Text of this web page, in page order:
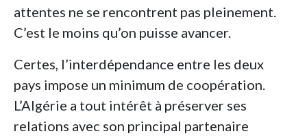
attentes ne se rencontrent pas pleinement.
C’est le moins qu’on puisse avancer.
Certes, l’interdépendance entre les deux
pays impose un minimum de coopération.
L’Algérie a tout intérêt à préserver ses
relations avec son principal partenaire